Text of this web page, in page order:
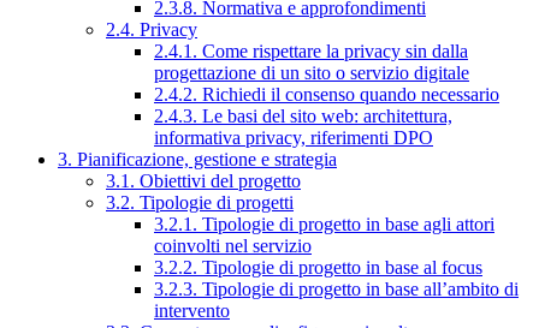
2.3.8. Normativa e approfondimenti
2.4. Privacy
2.4.1. Come rispettare la privacy sin dalla
progettazione di un sito o servizio digitale
2.4.2. Richiedi il consenso quando necessario
2.4.3. Le basi del sito web: architettura,
informativa privacy, riferimenti DPO
3. Pianificazione, gestione e strategia
3.1. Obiettivi del progetto
3.2. Tipologie di progetti
3.2.1. Tipologie di progetto in base agli attori
coinvolti nel servizio
3.2.2. Tipologie di progetto in base al focus
3.2.3. Tipologie di progetto in base all’ambito di
intervento